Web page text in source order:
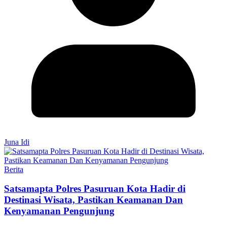
Juna Idi
Berita
Satsamapta Polres Pasuruan Kota Hadir di
Destinasi Wisata, Pastikan Keamanan Dan
Kenyamanan Pengunjung